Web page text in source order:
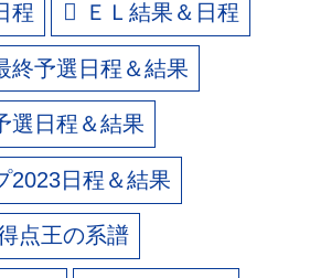
程 ＥＬ結果＆日程
終予選日程＆結果
選日程＆結果
2023日程＆結果
点王の系譜